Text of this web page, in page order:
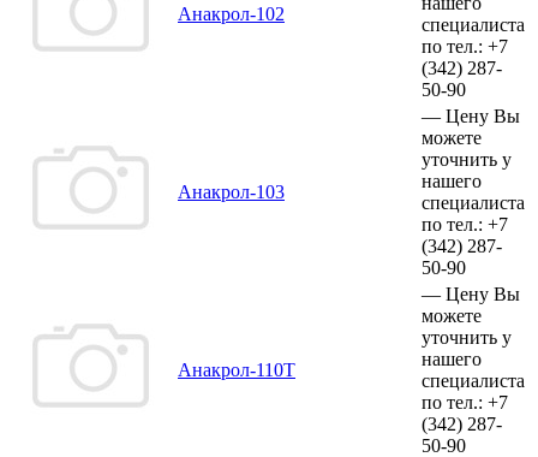
Анакрол-102
специалиста
по тел.: +7
(342) 287-
50-90
Анакрол-103
— Цену Вы
можете
уточнить у
нашего
специалиста
по тел.: +7
(342) 287-
50-90
Анакрол-110Т
— Цену Вы
можете
уточнить у
нашего
специалиста
по тел.: +7
(342) 287-
50-90